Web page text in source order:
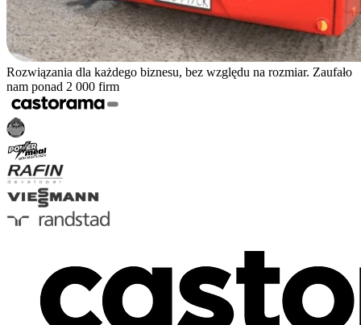
Rozwiązania dla każdego biznesu, bez względu na rozmiar. Zaufało
nam ponad 2 000 firm